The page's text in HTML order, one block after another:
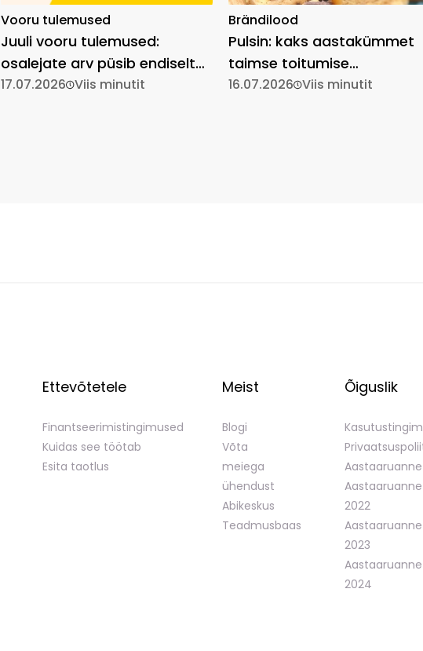
Vooru tulemused
Juuli vooru tulemused:
osalejate arv püsib endiselt
kõrgel
17.07.2026 Viis minutit
Brändilood
Pulsin: kaks aastakümmet
taimse toitumise
lihtsustamist
16.07.2026 Viis minutit
Ettevõtetele
Finantseerimistingimused
Kuidas see töötab
Esita taotlus
Meist
Blogi
Võta
meiega
ühendust
Abikeskus
Teadmusbaas
Õiguslik
Aastaaruanne
Aastaaruanne
2022
Aastaaruanne
2023
Aastaaruanne
2024